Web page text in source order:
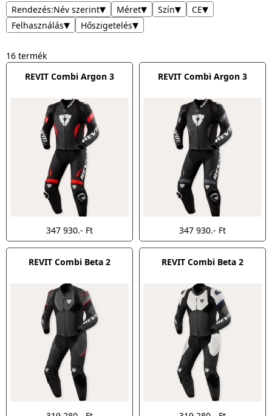
Rendezés:Név szerint▾ Méret▾ Szín▾ CE▾
Felhasználás▾ Hőszigetelés▾
16 termék
REVIT Combi Argon 3
347 930.- Ft
REVIT Combi Argon 3
347 930.- Ft
REVIT Combi Beta 2 REVIT Combi Beta 2